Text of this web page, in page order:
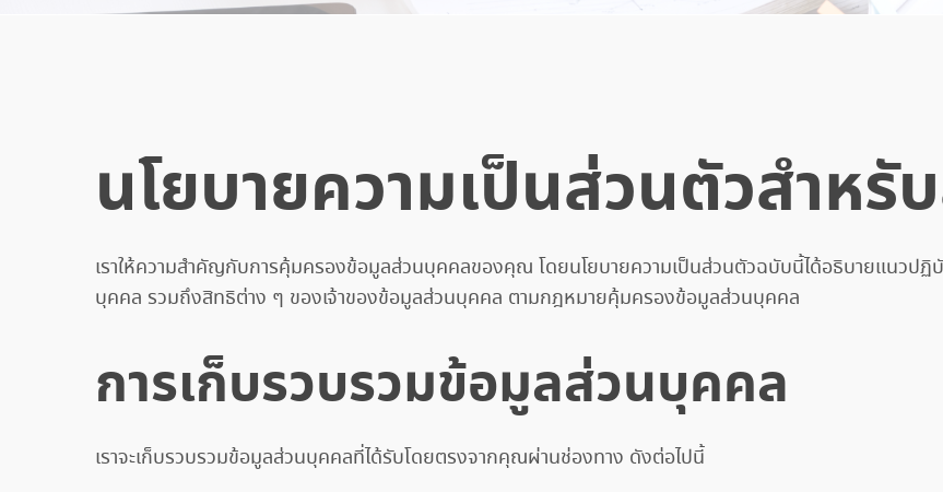
นโยบายความเป็นส่วนตัวสำหรั
เราให้ความสำคัญกับการคุ้มครองข้อมูลส่วนบุคคลของคุณ โดยนโยบายความเป็นส่วนตัวฉบับนี้ได้อธิบายแนวปฏิ
บุคคล รวมถึงสิทธิต่าง ๆ ของเจ้าของข้อมูลส่วนบุคคล ตามกฎหมายคุ้มครองข้อมูลส่วนบุคคล
การเก็บรวบรวมข้อมูลส่วนบุคคล
เราจะเก็บรวบรวมข้อมูลส่วนบุคคลที่ได้รับโดยตรงจากคุณผ่านช่องทาง ดังต่อไปนี้